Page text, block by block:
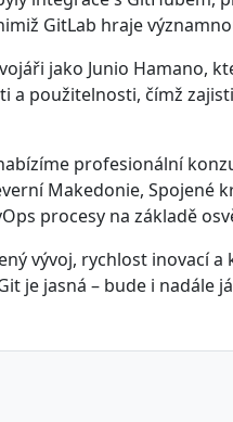
GitLab hraje
jako Junio Hamano,
a použitelnosti, čímž
profesionální
Makedonie, Spojené
procesy na základě
vývoj, rychlost inovací
je jasná – bude i nadále